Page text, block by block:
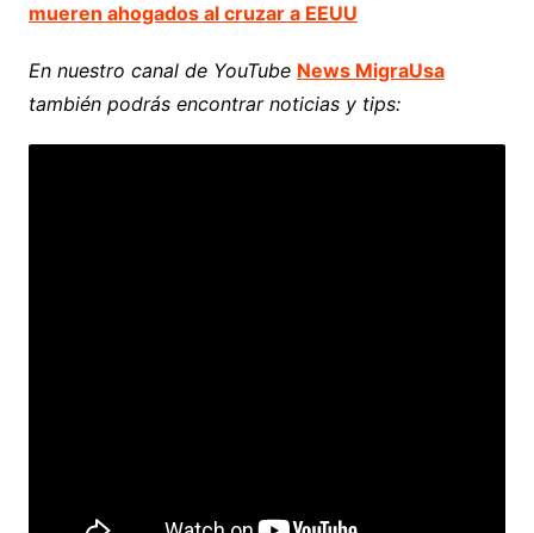
mueren ahogados al cruzar a EEUU
En nuestro canal de YouTube News MigraUsa
también podrás encontrar noticias y tips: